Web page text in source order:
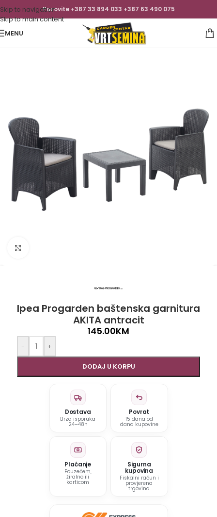
Skip to navigation
Skip to main content
Pozovite +387 33 894 033 +387 63 490 075
MENU
Ipea Progarden baštenska garnitura
AKITA antracit
145.00KM
- +
DODAJ U KORPU
Dostava
Brza isporuka
24–48h
Povrat
15 dana od
dana kupovine
Plaćanje
Pouzećem,
žiralno ili
karticom
Sigurna
kupovina
Fiskalni račun i
provjerena
trgovina